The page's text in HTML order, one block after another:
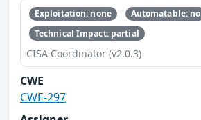
Exploitation: none
Automatable: no
Technical Impact: partial
CISA Coordinator (v2.0.3)
CWE
CWE-297